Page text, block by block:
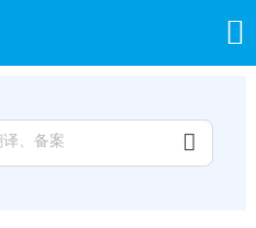

